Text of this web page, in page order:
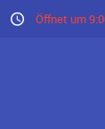
Öffnet um